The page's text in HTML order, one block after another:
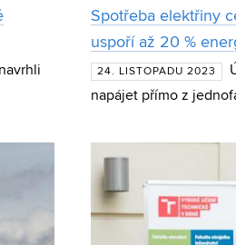
Spotřeba elektřiny
uspoří až 20 %
24. LISTOPADU 2023
napájet přímo z